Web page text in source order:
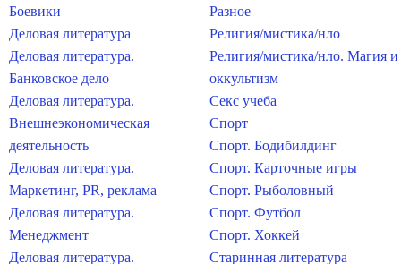
Боевики
Деловая литература
Деловая литература.
Банковское дело
Деловая литература.
Внешнеэкономическая
деятельность
Деловая литература.
Маркетинг, PR, реклама
Деловая литература.
Менеджмент
Деловая литература.
Разное
Религия/мистика/нло
Религия/мистика/нло. Магия и
оккультизм
Секс учеба
Спорт
Спорт. Бодибилдинг
Спорт. Карточные игры
Спорт. Рыболовный
Спорт. Футбол
Спорт. Хоккей
Старинная литература